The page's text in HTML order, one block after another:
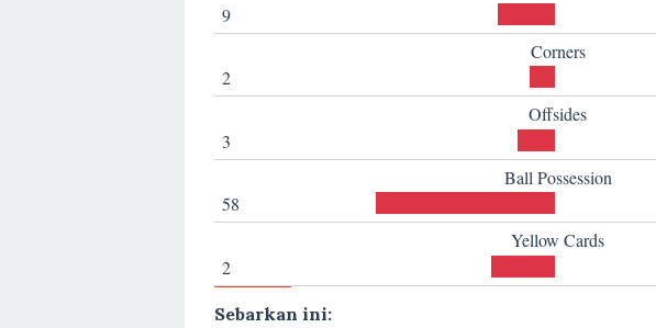
9
Corners
2
Offsides
3
Ball Possession
58
Yellow Cards
2
Sebarkan ini: